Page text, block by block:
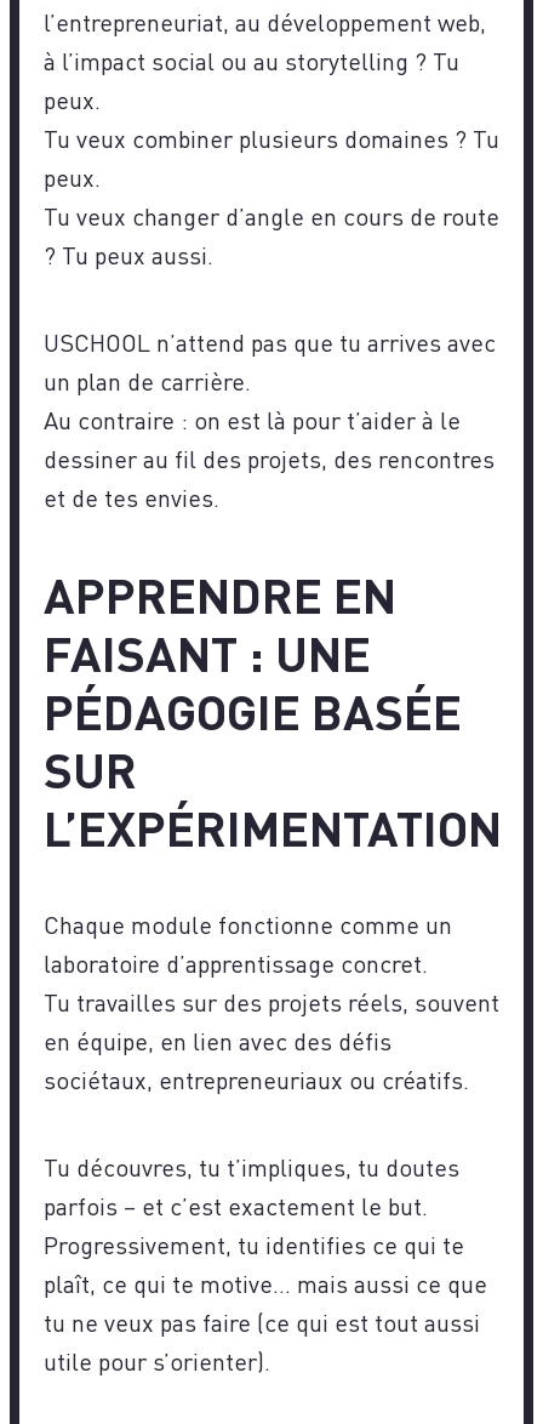
l’entrepreneuriat, au développement web,
à l’impact social ou au storytelling ? Tu
peux.
Tu veux combiner plusieurs domaines ? Tu
peux.
Tu veux changer d’angle en cours de route
? Tu peux aussi.
USCHOOL n’attend pas que tu arrives avec
un plan de carrière.
Au contraire : on est là pour t’aider à le
dessiner au fil des projets, des rencontres
et de tes envies.
APPRENDRE EN
FAISANT : UNE
PÉDAGOGIE BASÉE
SUR
L’EXPÉRIMENTATION
Chaque module fonctionne comme un
laboratoire d’apprentissage concret.
Tu travailles sur des projets réels, souvent
en équipe, en lien avec des défis
sociétaux, entrepreneuriaux ou créatifs.
Tu découvres, tu t’impliques, tu doutes
parfois – et c’est exactement le but.
Progressivement, tu identifies ce qui te
plaît, ce qui te motive… mais aussi ce que
tu ne veux pas faire (ce qui est tout aussi
utile pour s’orienter).